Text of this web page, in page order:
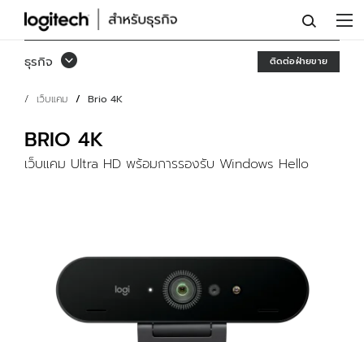
เว็บ
แคม
LOGITECH
BRIO
ธุรกิจ ติดต่อฝ่ายขาย
เว็บแคม Brio 4K
BRIO 4K
เว็บแคม Ultra HD พร้อมการรองรับ Windows Hello